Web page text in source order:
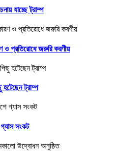
যাচ্ছে ট্রাম্প
ও প্রতিরোধে জরুরি করণীয়
ট্রাম্প
সংকট